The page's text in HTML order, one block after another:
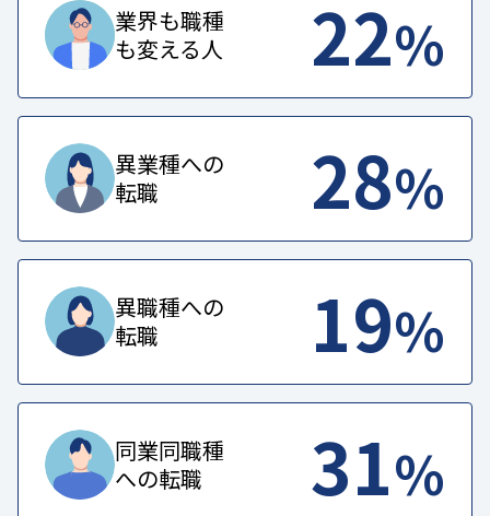
業界も職種
も変える人
22%
異業種への
転職
28%
異職種への
転職
19%
同業同職種
への転職
31%